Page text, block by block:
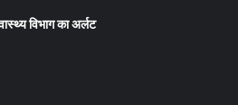
विभाग का अर्लट